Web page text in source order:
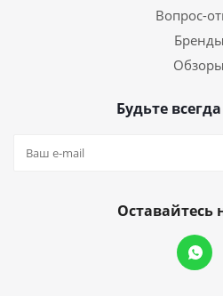
Вопрос-
Бренды
Обзоры
Будьте
Оставайтесь